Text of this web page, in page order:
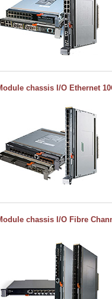
chassis I/O Ethernet
chassis I/O Fibre